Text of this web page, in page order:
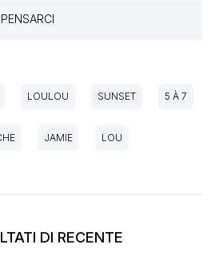
LOULOU SUNSET 5 À 7
JAMIE LOU
DI RECENTE